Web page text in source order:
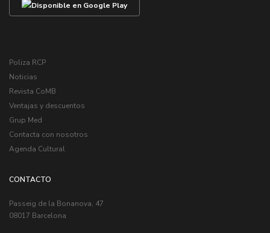
Poliza RCP
Noticias
Revista CoMB
Ventajas y descuentos
Grup Med
Contacta con nosotros
Agenda Cultural
CONTACTO
Passeig de la Bonanova, 47
08017 Barcelona